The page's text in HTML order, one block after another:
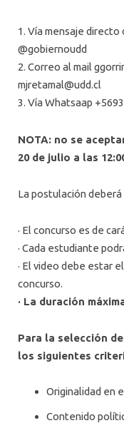
1. Vía mensaje directo
@gobiernoudd
2. Correo al mail
mjretamal@udd.cl
3. Vía Whatsaap
NOTA: no se
20 de julio a las
La postulación
· El concurso es de
· Cada estudiante
· El video debe estar
concurso.
· La duración
Para la selección
los siguientes
Originalidad en
Contenido